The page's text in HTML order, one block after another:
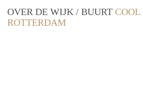
OVER DE WIJK / BUURT
ROTTERDAM